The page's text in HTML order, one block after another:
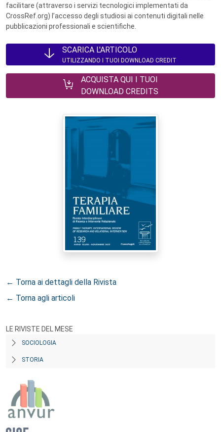
facilitare (attraverso i servizi tecnologici implementati da
CrossRef.org) l’accesso degli studiosi ai contenuti digitali nelle
pubblicazioni professionali e scientifiche.
SCARICA L'ARTICOLO
UTILIZZANDO I TUOI DOWNLOAD CREDIT
ACQUISTA QUI I TUOI
DOWNLOAD CREDITS
← Torna ai dettagli della Rivista
← Torna agli articoli
LE RIVISTE DEL MESE
SOCIOLOGIA
STORIA